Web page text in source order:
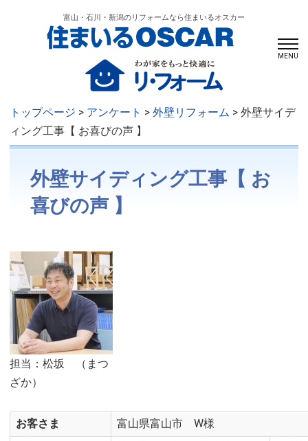
富山・石川・新潟のリフォームなら住まいるオスカー
MENU
トップページ > アンケート > 外壁リフォーム > 外壁サイデ
ィング工事【 お喜びの声 】
外壁サイディング工事【 お
喜びの声 】
担当：松坂 （まつ
ざか）
お客さま
富山県富山市 W様